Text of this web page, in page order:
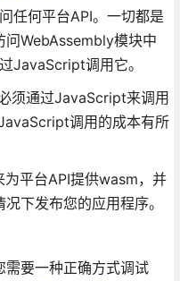
任何平台API。一切都是
WebAssembly模块中
JavaScript调用它。
须通过JavaScript来调用
调用的成本有所
平台API提供wasm，并
下发布您的应用程序。
要一种正确方式调试